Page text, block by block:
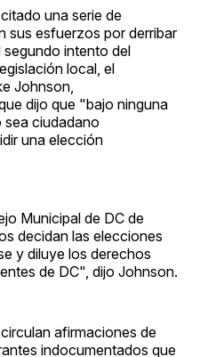
una serie de
sus esfuerzos por derribar
segundo intento del
local, el
Johnson,
dijo que "bajo ninguna
sea ciudadano
una elección
Municipal de DC de
decidan las elecciones
y diluye los derechos
de DC", dijo Johnson.
afirmaciones de
indocumentados que